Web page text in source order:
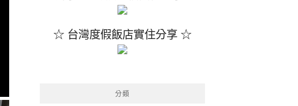
☆ 台灣度假飯店實住分享 ☆
分類